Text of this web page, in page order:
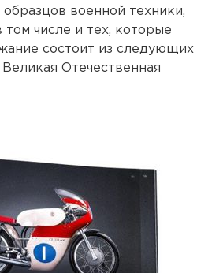
военной техники,
числе и тех, которые
состоит из следующих
Отечественная